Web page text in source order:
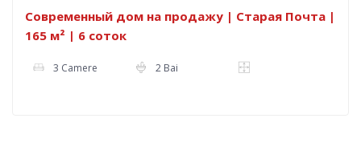
Современный дом на продажу | Старая Почта |
165 м² | 6 соток
3 Camere 2 Bai